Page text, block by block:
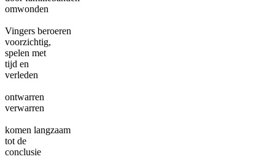
omwonden
Vingers beroeren
voorzichtig,
spelen met
tijd en
verleden
ontwarren
verwarren
komen langzaam
tot de
conclusie